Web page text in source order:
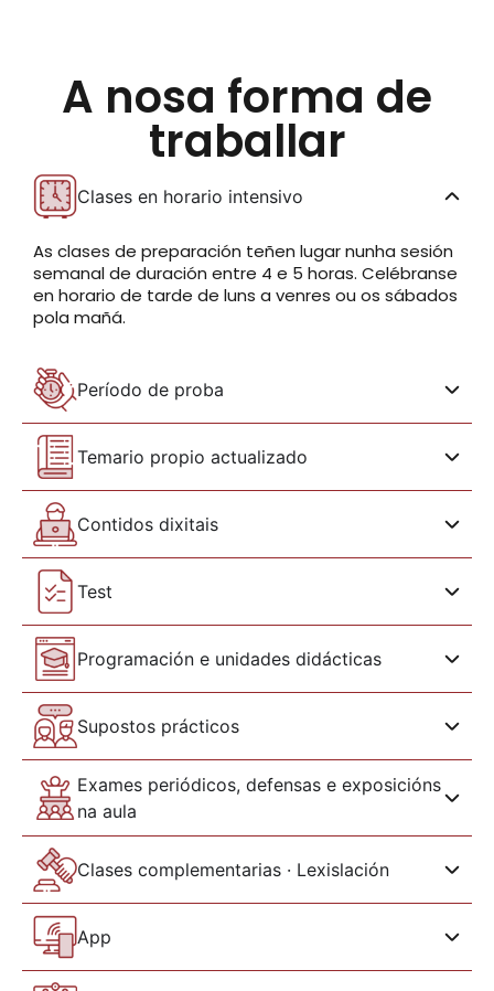
A nosa forma de
traballar
Clases en horario intensivo
As clases de preparación teñen lugar nunha sesión
semanal de duración entre 4 e 5 horas. Celébranse
en horario de tarde de luns a venres ou os sábados
pola mañá.
Período de proba
Temario propio actualizado
Contidos dixitais
Test
Programación e unidades didácticas
Supostos prácticos
Exames periódicos, defensas e exposicións
na aula
Clases complementarias · Lexislación
App